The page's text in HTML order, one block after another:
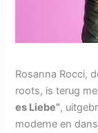
Rosanna Rocci,
roots, is terug
es Liebe”,
moderne en